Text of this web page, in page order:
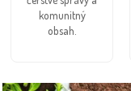
komunitný
obsah.